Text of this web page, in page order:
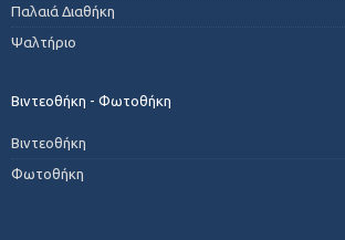
Παλαιά Διαθήκη
Ψαλτήριο
Βιντεοθήκη - Φωτοθήκη
Βιντεοθήκη
Φωτοθήκη